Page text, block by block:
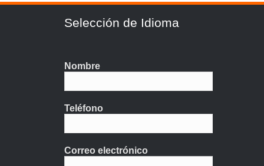
Selección de Idioma
Nombre
Teléfono
Correo electrónico